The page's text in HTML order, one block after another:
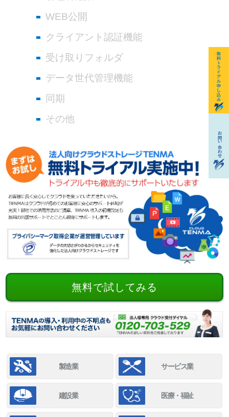
WEB公開
クライアント認証機能
受け取りフォルダ
データ世代管理機能
同期
その他
無料で試してみる
製造業 サービス業
建設業 医療・福祉